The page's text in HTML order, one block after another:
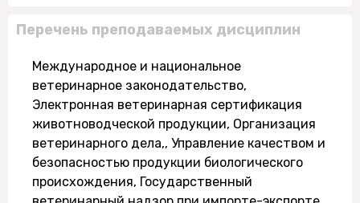
Перечень преподаваемых дисциплин
Международное и национальное
ветеринарное законодательство,
Электронная ветеринарная сертификация
животноводческой продукции, Организация
ветеринарного дела,, Управление качеством и
безопасностью продукции биологического
происхождения, Государственный